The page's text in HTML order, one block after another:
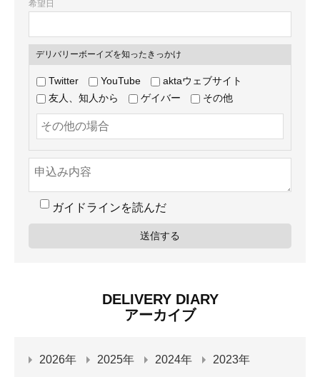
希望日
デリバリーボーイズを知ったきっかけ
Twitter YouTube
aktaウェブサイト
友人、知人から
ゲイバー その他
ガイドラインを読んだ
DELIVERY DIARY
アーカイブ
2026年 2025年 2024年
2023年